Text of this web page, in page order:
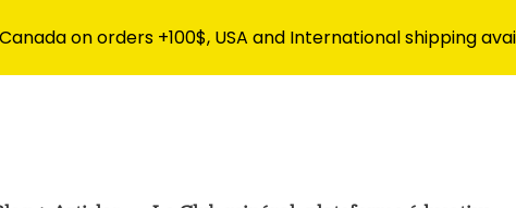
on orders +100$, USA and International shipping